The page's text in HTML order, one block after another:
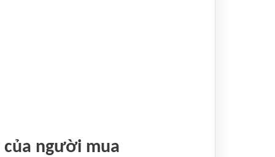
của người mua